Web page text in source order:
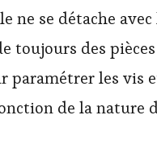
ne se détache avec
toujours des
paramétrer les vis
de la nature